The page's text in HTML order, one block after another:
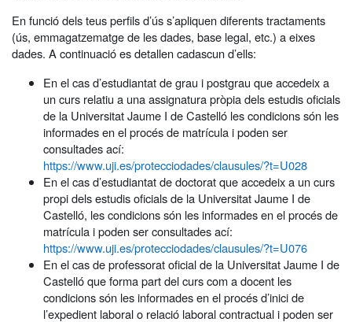
En funció dels teus perfils d’ús s’apliquen diferents tractaments
(ús, emmagatzematge de les dades, base legal, etc.) a eixes
dades. A continuació es detallen cadascun d’ells:
En el cas d’estudiantat de grau i postgrau que accedeix a
un curs relatiu a una assignatura pròpia dels estudis oficials
de la Universitat Jaume I de Castelló les condicions són les
informades en el procés de matrícula i poden ser
consultades ací:
https://www.uji.es/protecciodades/clausules/?t=U028
En el cas d’estudiantat de doctorat que accedeix a un curs
propi dels estudis oficials de la Universitat Jaume I de
Castelló, les condicions són les informades en el procés de
matrícula i poden ser consultades ací:
https://www.uji.es/protecciodades/clausules/?t=U076
En el cas de professorat oficial de la Universitat Jaume I de
Castelló que forma part del curs com a docent les
condicions són les informades en el procés d’inici de
l’expedient laboral o relació laboral contractual i poden ser